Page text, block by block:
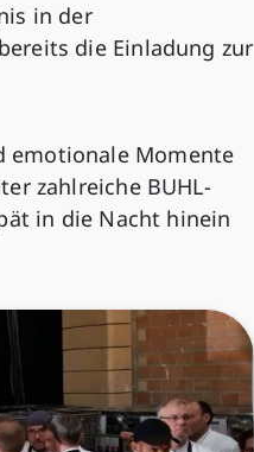
in der
die Einladung zur
emotionale Momente
zahlreiche BUHL-
in die Nacht hinein